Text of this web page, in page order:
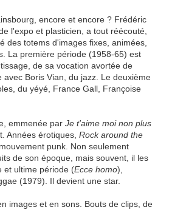
encore et encore ? Frédéric
l'expo et plasticien, a tout réécouté,
des totems d'images fixes, animées,
La première période (1958-65) est
de sa vocation avortée de
avec Boris Vian, du jazz. Le deuxième
du yéyé, France Gall, Françoise
emmenée par Je t'aime moi non plus
Années érotiques, Rock around the
punk. Non seulement
de son époque, mais souvent, il les
et ultime période (Ecce homo),
(1979). Il devient une star.
images et en sons. Bouts de clips, de